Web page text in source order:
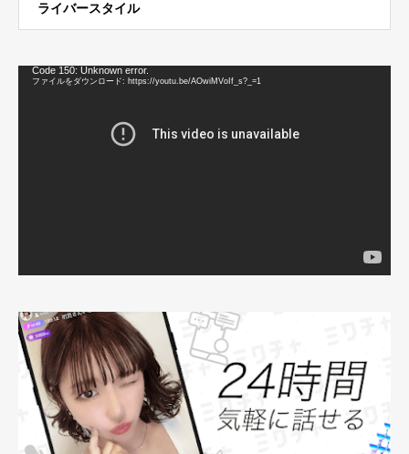
ライバースタイル
Code 150: Unknown error.
ファイルをダウンロード: https://youtu.be/AOwiMVoIf_s?_=1